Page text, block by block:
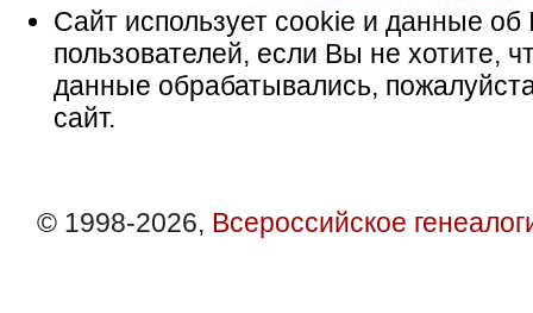
Сайт использует cookie и данные об
пользователей, если Вы не хотите,
данные обрабатывались,
сайт.
© 1998-2026, Всероссийское